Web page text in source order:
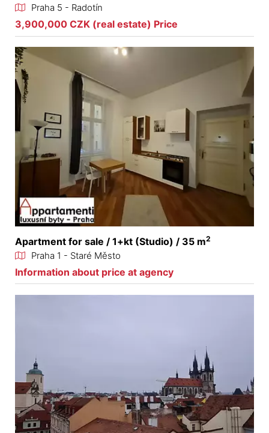
Praha 5 - Radotín
3,900,000 CZK (real estate) Price
Apartment for sale / 1+kt (Studio) / 35 m2
Praha 1 - Staré Město
Information about price at agency